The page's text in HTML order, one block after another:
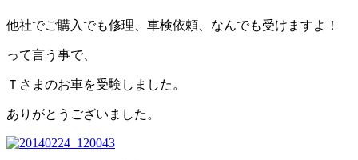
他社でご購入でも修理、車検依頼、なんでも受けますよ！
って言う事で、
Ｔさまのお車を受験しました。
ありがとうございました。